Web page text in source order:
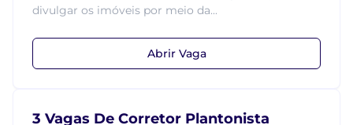
divulgar os imóveis por meio da...
Abrir Vaga
3 Vagas De Corretor Plantonista